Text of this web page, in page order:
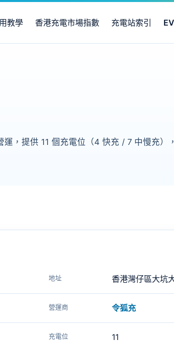
教學 香港充電市場指數 充電站索引
運，提供 11 個充電位（4 快充 / 7 中慢充
地址 香港灣仔區大坑
營運商 令狐充
充電位 11